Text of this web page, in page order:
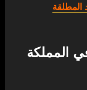
المطلقة
المملكة